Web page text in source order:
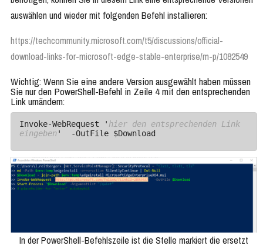
auswählen und wieder mit folgenden Befehl installieren:
https://techcommunity.microsoft.com/t5/discussions/official-
download-links-for-microsoft-edge-stable-enterprise/m-p/1082549
Wichtig: Wenn Sie eine andere Version ausgewählt haben müssen
Sie nur den PowerShell-Befehl in Zeile 4 mit den entsprechenden
Link umändern:
Invoke-WebRequest ' hier den entsprechenden Link
eingeben '  -OutFile $Download
In der PowerShell-Befehlszeile ist die Stelle markiert die ersetzt